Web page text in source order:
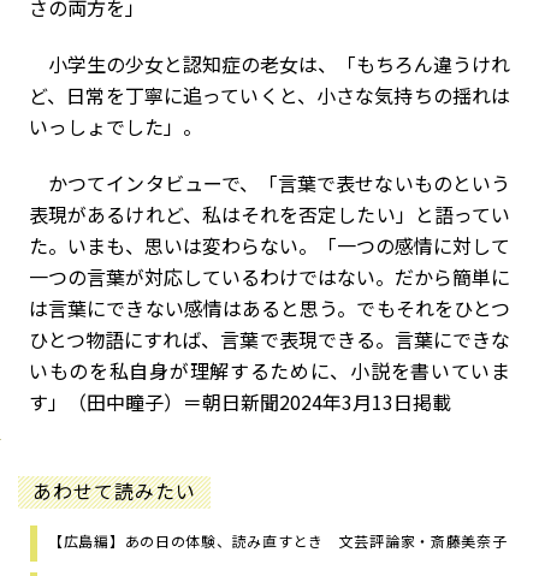
さの両方を」
小学生の少女と認知症の老女は、「もちろん違うけれ
ど、日常を丁寧に追っていくと、小さな気持ちの揺れは
いっしょでした」。
かつてインタビューで、「言葉で表せないものという
表現があるけれど、私はそれを否定したい」と語ってい
た。いまも、思いは変わらない。「一つの感情に対して
一つの言葉が対応しているわけではない。だから簡単に
は言葉にできない感情はあると思う。でもそれをひとつ
ひとつ物語にすれば、言葉で表現できる。言葉にできな
いものを私自身が理解するために、小説を書いていま
す」（田中瞳子）＝朝日新聞2024年3月13日掲載
あわせて読みたい
【広島編】あの日の体験、読み直すとき 文芸評論家・斎藤美奈子